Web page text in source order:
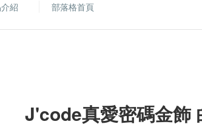
紹 部落格首頁
J'code真愛密碼金飾